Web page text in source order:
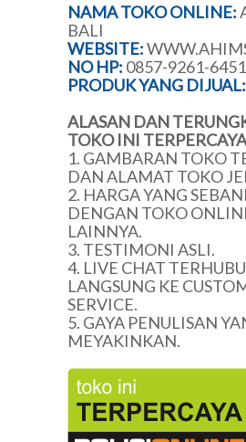
NAMA TOKO ONLINE:
BALI
WEBSITE:
NO HP: 0857-9261-6451
PRODUK YANG DIJUAL:
ALASAN DAN
TOKO INI
1. GAMBARAN TOKO
DAN ALAMAT TOKO
2. HARGA YANG
DENGAN TOKO
LAINNYA.
3. TESTIMONI ASLI.
4. LIVE CHAT
LANGSUNG KE
SERVICE.
5. GAYA PENULISAN
MEYAKINKAN.